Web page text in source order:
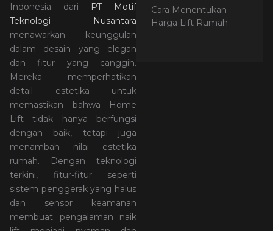
Indonesia dari
PT Motif
Teknologi Nusantara
menawarkan keunggulan
dalam desain yang elegan
dan fitur yang canggih.
Mereka memperhatikan
detail estetika untuk
memastikan bahwa Home
Lift tidak hanya berfungsi
dengan baik, tetapi juga
menambah nilai estetika
rumah. Dengan teknologi
terkini, fitur-fitur seperti
sistem penggerak yang halus
dan sensor keamanan
membuat pengalaman naik
Cara Menentukan
Harga Lift Rumah